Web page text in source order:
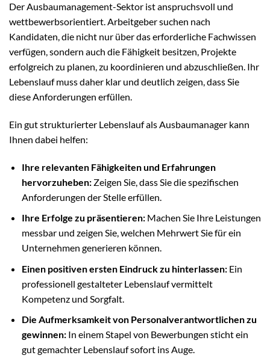
Der Ausbaumanagement-Sektor ist anspruchsvoll und
wettbewerbsorientiert. Arbeitgeber suchen nach
Kandidaten, die nicht nur über das erforderliche Fachwissen
verfügen, sondern auch die Fähigkeit besitzen, Projekte
erfolgreich zu planen, zu koordinieren und abzuschließen. Ihr
Lebenslauf muss daher klar und deutlich zeigen, dass Sie
diese Anforderungen erfüllen.
Ein gut strukturierter Lebenslauf als Ausbaumanager kann
Ihnen dabei helfen:
Ihre relevanten Fähigkeiten und Erfahrungen
hervorzuheben:Zeigen Sie, dass Sie die spezifischen
Anforderungen der Stelle erfüllen.
Ihre Erfolge zu präsentieren:Machen Sie Ihre Leistungen
messbar und zeigen Sie, welchen Mehrwert Sie für ein
Unternehmen generieren können.
Einen positiven ersten Eindruck zu hinterlassen:Ein
professionell gestalteter Lebenslauf vermittelt
Kompetenz und Sorgfalt.
Die Aufmerksamkeit von Personalverantwortlichen zu
gewinnen:In einem Stapel von Bewerbungen sticht ein
gut gemachter Lebenslauf sofort ins Auge.